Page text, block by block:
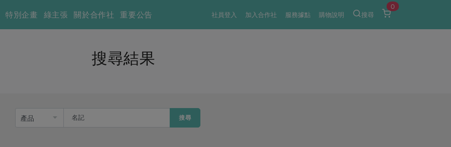
社員登入 加入合作社 服務據點 購物說明 搜尋
0
特別企畫 綠主張 關於合作社 重要公告
搜尋結果
搜尋